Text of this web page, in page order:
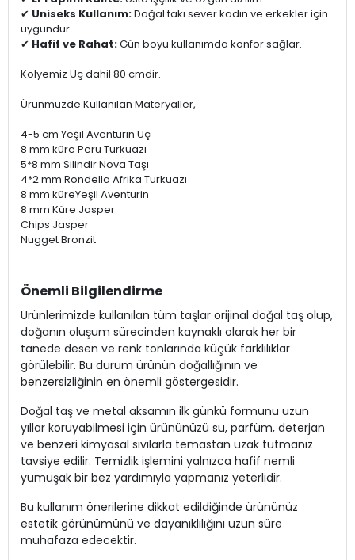
✔ Uniseks Kullanım:Doğal takı sever kadın ve erkekler için
uygundur.
✔ Hafif ve Rahat:Gün boyu kullanımda konfor sağlar.
Kolyemiz Uç dahil 80 cmdir.
Ürünmüzde Kullanılan Materyaller,
4-5 cm Yeşil Aventurin Uç
8 mm küre Peru Turkuazı
5*8 mm Silindir Nova Taşı
4*2 mm Rondella Afrika Turkuazı
8 mm küreYeşil Aventurin
8 mm Küre Jasper
Chips Jasper
Nugget Bronzit
Önemli Bilgilendirme
Ürünlerimizde kullanılan tüm taşlar orijinal doğal taş olup,
doğanın oluşum sürecinden kaynaklı olarak her bir
tanede desen ve renk tonlarında küçük farklılıklar
görülebilir. Bu durum ürünün doğallığının ve
benzersizliğinin en önemli göstergesidir.
Doğal taş ve metal aksamın ilk günkü formunu uzun
yıllar koruyabilmesi için ürününüzü su, parfüm, deterjan
ve benzeri kimyasal sıvılarla temastan uzak tutmanız
tavsiye edilir. Temizlik işlemini yalnızca hafif nemli
yumuşak bir bez yardımıyla yapmanız yeterlidir.
Bu kullanım önerilerine dikkat edildiğinde ürününüz
estetik görünümünü ve dayanıklılığını uzun süre
muhafaza edecektir.